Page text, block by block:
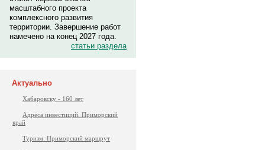
масштабного проекта
комплексного развития
территории. Завершение работ
намечено на конец 2027 года.
статьи раздела
Актуально
Хабаровску - 160 лет
Адреса инвестиций. Приморский
край
Туризм: Приморский маршрут